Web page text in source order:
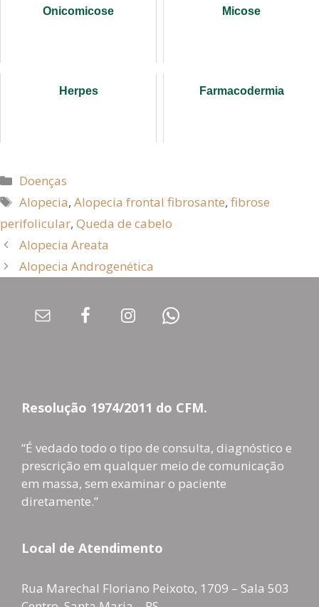
Onicomicose Micose
Herpes Farmacodermia
Doenças
Alopecia,Alopecia frontal fibrosante,fibrose
perifolicular, Queda de cabelo
Alopecia Areata
Alopecia Androgenética
Resolução 1974/2011 do CFM.
“É vedado todo o tipo de consulta, diagnóstico e
prescrição em qualquer meio de comunicação
em massa, sem examinar o paciente
diretamente.”
Local de Atendimento
Rua Marechal Floriano Peixoto, 1709 – Sala 503